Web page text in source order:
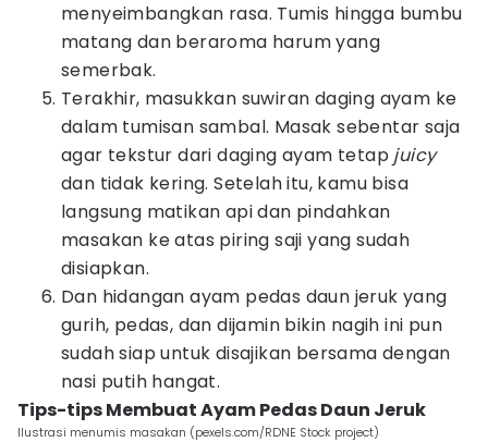
menyeimbangkan rasa. Tumis hingga bumbu
matang dan beraroma harum yang
semerbak.
Terakhir, masukkan suwiran daging ayam ke
dalam tumisan sambal. Masak sebentar saja
agar tekstur dari daging ayam tetap juicy
dan tidak kering. Setelah itu, kamu bisa
langsung matikan api dan pindahkan
masakan ke atas piring saji yang sudah
disiapkan.
Dan hidangan ayam pedas daun jeruk yang
gurih, pedas, dan dijamin bikin nagih ini pun
sudah siap untuk disajikan bersama dengan
nasi putih hangat.
Tips-tips Membuat Ayam Pedas Daun Jeruk
Ilustrasi menumis masakan (pexels.com/RDNE Stock project)